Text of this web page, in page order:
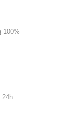
100%
24h